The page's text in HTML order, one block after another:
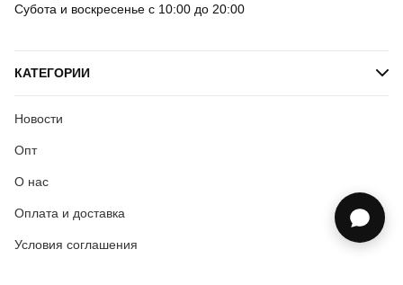
Субота и воскресенье с 10:00 до 20:00
КАТЕГОРИИ
Новости
Опт
О нас
Оплата и доставка
Условия соглашения